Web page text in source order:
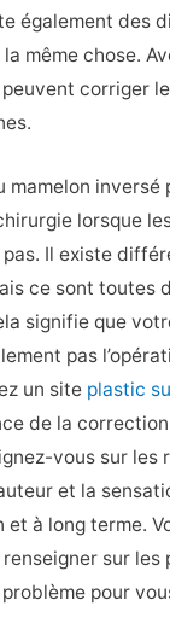
également des
même chose.
corriger
mamelon inversé
lorsque
Il existe
ce sont toutes
signifie que
pas
un site plastic
de la
vous sur les
et la
et à long terme.
sur les
pour